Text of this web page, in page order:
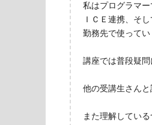
私はプログラマ
ＩＣＥ連携、そ
勤務先で使って
講座では普段疑問
他の受講生さんと
また理解してい